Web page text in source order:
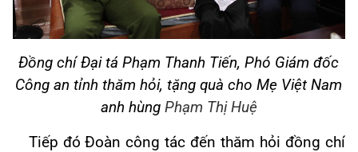
Đồng chíĐại táPhạm Thanh Tiến, Phó Giám đốc
Công an tỉnh thăm hỏi, tặng quà cho Mẹ Việt Nam
anh hùngPhạm Thị Huệ
Tiếp đó Đoàn công tác đến thăm hỏi đồng chí